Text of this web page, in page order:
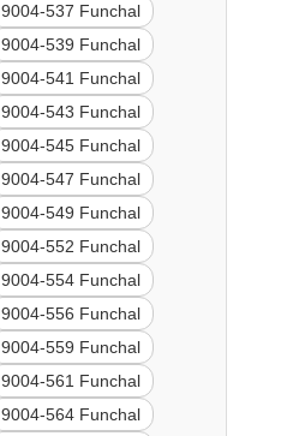
9004-537 Funchal
9004-539 Funchal
9004-541 Funchal
9004-543 Funchal
9004-545 Funchal
9004-547 Funchal
9004-549 Funchal
9004-552 Funchal
9004-554 Funchal
9004-556 Funchal
9004-559 Funchal
9004-561 Funchal
9004-564 Funchal